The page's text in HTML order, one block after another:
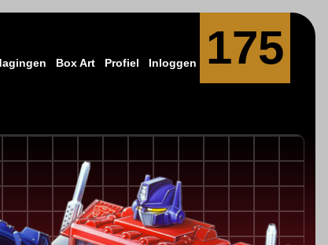
Box Art Profiel Inloggen 175